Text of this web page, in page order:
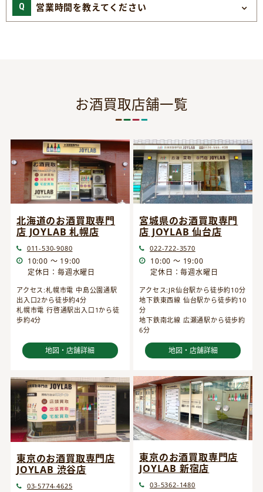
営業時間を教えてください
お酒買取店舗一覧
北海道のお酒買取専門
店 JOYLAB 札幌店
011-530-9080
10:00 ～ 19:00
定休日：毎週水曜日
アクセス:札幌市電 中島公園通駅
出入口2から徒歩約4分
札幌市電 行啓通駅出入口1から徒
歩約4分
地図・店舗詳細
宮城県のお酒買取専門
店 JOYLAB 仙台店
022-722-3570
10:00 ～ 19:00
定休日：毎週水曜日
アクセス:JR仙台駅から徒歩約10分
地下鉄東西線 仙台駅から徒歩約10
分
地下鉄南北線 広瀬通駅から徒歩約
6分
地図・店舗詳細
東京のお酒買取専門店
JOYLAB 渋谷店
03-5774-4625
東京のお酒買取専門店
JOYLAB 新宿店
03-5362-1480